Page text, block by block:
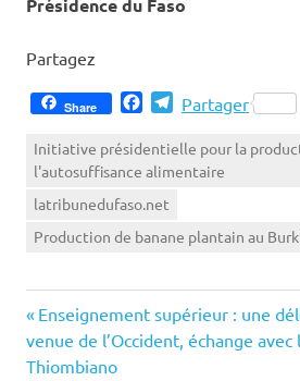
Partagez
Share FacebookTelegram
Partager
Initiative présidentielle pour la
l'autosuffisance alimentaire
latribunedufaso.net
Production de banane plantain au
Navigation
de
Previous
Post:
Enseignement supérieur : une
venue de l’Occident, échange
Thiombiano